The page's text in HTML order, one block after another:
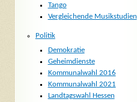
Tango
Vergleichende Musikstudien
Politik
Demokratie
Geheimdienste
Kommunalwahl 2016
Kommunalwahl 2021
Landtagswahl Hessen